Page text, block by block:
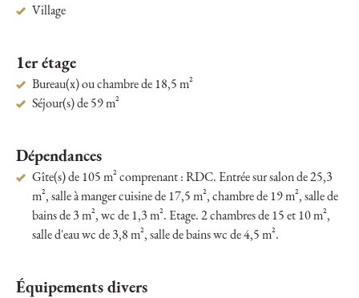
Village
1er étage
Bureau(x) ou chambre de 18,5 m²
Séjour(s) de 59 m²
Dépendances
Gîte(s) de 105 m² comprenant : RDC. Entrée sur salon de 25,3
m², salle à manger cuisine de 17,5 m², chambre de 19 m², salle de
bains de 3 m², wc de 1,3 m². Etage. 2 chambres de 15 et 10 m²,
salle d'eau wc de 3,8 m², salle de bains wc de 4,5 m².
Équipements divers